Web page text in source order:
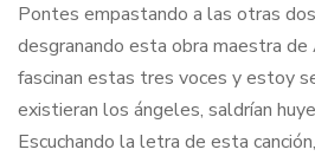
Pontes empastando a las otras
desgranando esta obra maestra
fascinan estas tres voces y estoy
existieran los ángeles, saldrían
Escuchando la letra de esta